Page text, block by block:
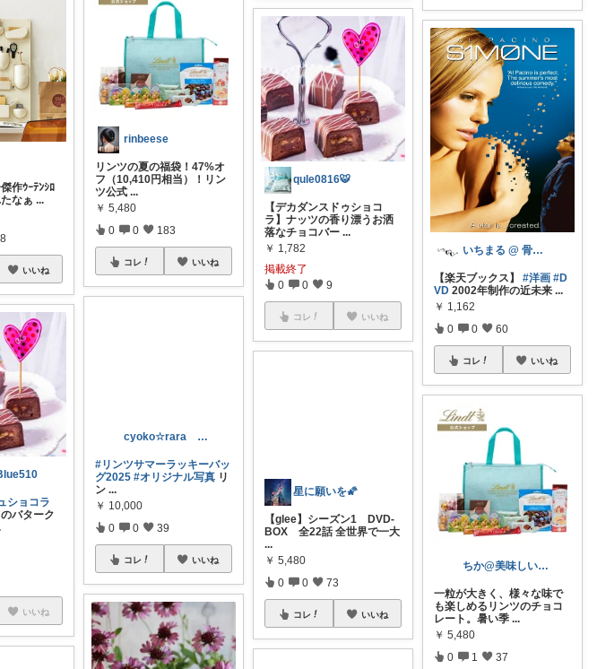
作ｳｰﾃﾝｼﾛ
なぁ ...
いいね
ショコラ
バターク
いいね
rinbeese
リンツの夏の福袋！47%オ
フ（10,410円相当）！リン
ツ公式 ...
￥ 5,480
0 0 183
コレ いいね
cyoko☆rara 購入感謝❤
#リンツサマーラッキーバッ
グ2025 #オリジナル写真
￥ 10,000
0 0
qule0816🐯
【デカダンスドゥショコ
ラ】ナッツの香り漂うお洒
落なチョコバー...
￥ 1,782
掲載終了
0 0 9
コレ いいね
星に願いを🌠
【glee】シーズン1 DVD-
￥ 5,480
0 0 73
いちまる @ 骨スト女
【楽天ブックス】#洋画 #D
VD 2002年制作の近未来 ...
￥ 1,162
0 0 60
コレ いいね
ちか@美味しいもの大好きです！
一粒が大きく、様々な味で
も楽しめるリンツのチョコ
レート。暑い季 ...
￥ 5,480
0 1 37